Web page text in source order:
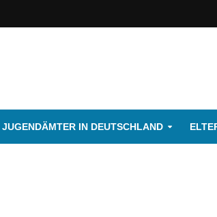
JUGENDÄMTER IN DEUTSCHLAND